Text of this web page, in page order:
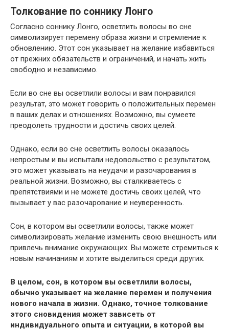
Толкование по соннику Лонго
Согласно соннику Лонго, осветлить волосы во сне
символизирует перемену образа жизни и стремление к
обновлению. Этот сон указывает на желание избавиться
от прежних обязательств и ограничений, и начать жить
свободно и независимо.
Если во сне вы осветлили волосы и вам понравился
результат, это может говорить о положительных перемен
в ваших делах и отношениях. Возможно, вы сумеете
преодолеть трудности и достичь своих целей.
Однако, если во сне осветлить волосы оказалось
непростым и вы испытали недовольство с результатом,
это может указывать на неудачи и разочарования в
реальной жизни. Возможно, вы сталкиваетесь с
препятствиями и не можете достичь своих целей, что
вызывает у вас разочарование и неуверенность.
Сон, в котором вы осветлили волосы, также может
символизировать желание изменить свою внешность или
привлечь внимание окружающих. Вы можете стремиться к
новым начинаниям и хотите выделиться среди других.
В целом, сон, в котором вы осветлили волосы,
обычно указывает на желание перемен и получения
нового начала в жизни. Однако, точное толкование
этого сновидения может зависеть от
индивидуального опыта и ситуации, в которой вы